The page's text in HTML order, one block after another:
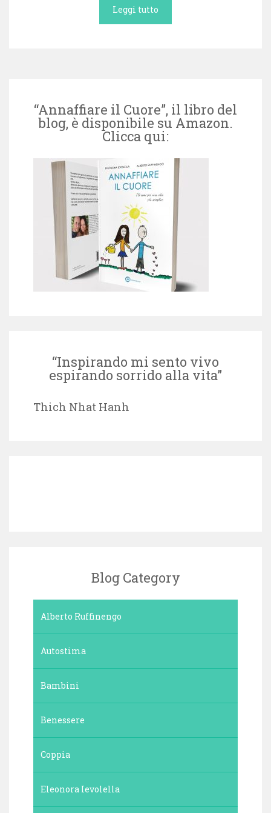
Leggi tutto
“Annaffiare il Cuore”, il libro del
blog, è disponibile su Amazon.
Clicca qui:
“Inspirando mi sento vivo
espirando sorrido alla vita”
Thich Nhat Hanh
Blog Category
Alberto Ruffinengo
Autostima
Bambini
Benessere
Coppia
Eleonora Ievolella